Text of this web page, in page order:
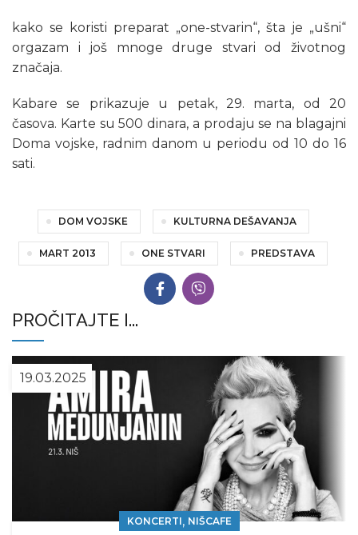
kako se koristi preparat „one-stvarin“, šta je „ušni“
orgazam i još mnoge druge stvari od životnog
značaja.
Kabare se prikazuje u petak, 29. marta, od 20
časova. Karte su 500 dinara, a prodaju se na blagajni
Doma vojske, radnim danom u periodu od 10 do 16
sati.
DOM VOJSKE KULTURNA DEŠAVANJA
MART 2013 ONE STVARI PREDSTAVA
PROČITAJTE I...
19.03.2025
KONCERTI, NIŠCAFE